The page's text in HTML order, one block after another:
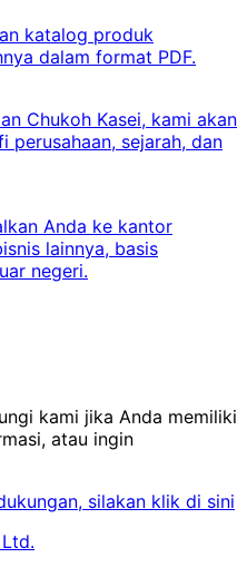
katalog produk
dalam format PDF.
Chukoh Kasei, kami akan
perusahaan, sejarah, dan
Anda ke kantor
lainnya, basis
negeri.
kami jika Anda memiliki
atau ingin
silakan klik di sini